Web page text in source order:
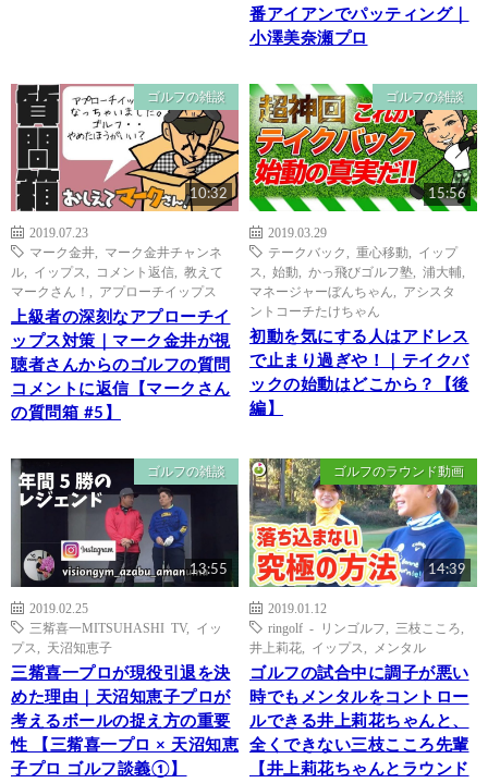
番アイアンでパッティング｜
小澤美奈瀬プロ
ゴルフの雑談
10:32
2019.07.23
マーク金井
マーク金井チャンネ
ル
イップス コメント返信
教えて
マークさん！
アプローチイップス
上級者の深刻なアプローチイ
ップス対策｜マーク金井が視
聴者さんからのゴルフの質問
コメントに返信【マークさん
の質問箱 #5】
ゴルフの雑談
15:56
2019.03.29
テークバック
重心移動
イップ
ス
始動 かっ飛びゴルフ塾 浦大輔
マネージャーぼんちゃん
アシスタ
ントコーチたけちゃん
初動を気にする人はアドレス
で止まり過ぎや！｜テイクバ
ックの始動はどこから？【後
編】
ゴルフの雑談
13:55
2019.02.25
三觜喜一MITSUHASHI TV, イッ
プス
天沼知恵子
三觜喜一プロが現役引退を決
めた理由｜天沼知恵子プロが
考えるボールの捉え方の重要
性 【三觜喜一プロ × 天沼知恵
子プロ ゴルフ談義①】
ゴルフのラウンド動画
14:39
2019.01.12
ringolf - リンゴルフ
三枝こころ
井上莉花
イップス メンタル
ゴルフの試合中に調子が悪い
時でもメンタルをコントロー
ルできる井上莉花ちゃんと、
全くできない三枝こころ先輩
【井上莉花ちゃんとラウンド